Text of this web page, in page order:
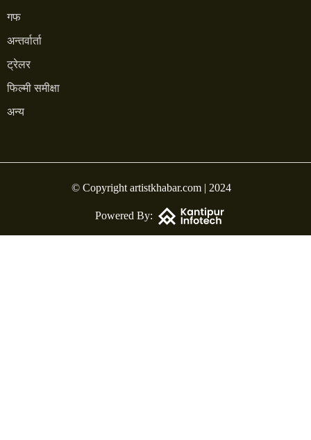
गफ
अन्तर्वार्ता
ट्रेलर
फिल्मी समीक्षा
अन्य
© Copyright artistkhabar.com | 2024
Powered By: